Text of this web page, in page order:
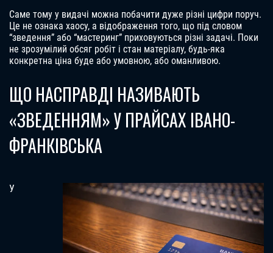
Саме тому у видачі можна побачити дуже різні цифри поруч.
Це не ознака хаосу, а відображення того, що під словом
“зведення” або “мастеринг” приховуються різні задачі. Поки
не зрозумілий обсяг робіт і стан матеріалу, будь-яка
конкретна ціна буде або умовною, або оманливою.
ЩО НАСПРАВДІ НАЗИВАЮТЬ
«ЗВЕДЕННЯМ» У ПРАЙСАХ ІВАНО-
ФРАНКІВСЬКА
У